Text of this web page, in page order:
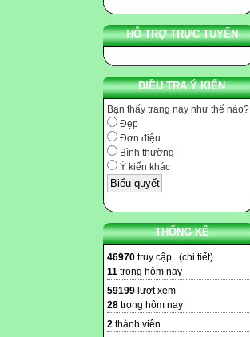
HỖ TRỢ TRỰC TUYẾN
ĐIỀU TRA Ý KIẾN
Bạn thấy trang này như thế nào?
Đẹp
Đơn điệu
Bình thường
Ý kiến khác
THỐNG KÊ
46970 truy cập (chi tiết)
11 trong hôm nay
59199 lượt xem
28 trong hôm nay
2 thành viên